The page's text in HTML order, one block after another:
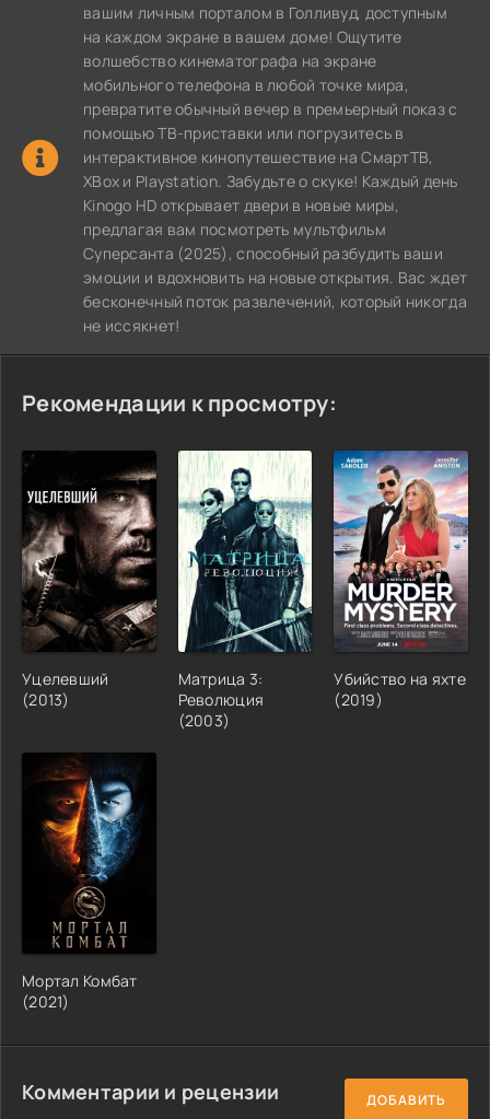
вашим личным порталом в Голливуд, доступным
на каждом экране в вашем доме! Ощутите
волшебство кинематографа на экране
мобильного телефона в любой точке мира,
превратите обычный вечер в премьерный показ с
помощью ТВ-приставки или погрузитесь в
интерактивное кинопутешествие на СмартТВ,
XBox и Playstation. Забудьте о скуке! Каждый день
Kinogo HD открывает двери в новые миры,
предлагая вам посмотреть мультфильм
Суперсанта (2025), способный разбудить ваши
эмоции и вдохновить на новые открытия. Вас ждет
бесконечный поток развлечений, который никогда
не иссякнет!
Рекомендации к просмотру:
Уцелевший
(2013)
Матрица 3:
Революция
(2003)
Убийство на яхте
(2019)
Мортал Комбат
(2021)
Комментарии и рецензии ДОБАВИТЬ